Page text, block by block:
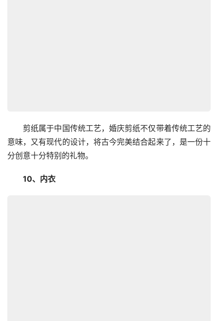
剪纸属于中国传统工艺，婚庆剪纸不仅带着传统工艺的
意味，又有现代的设计，将古今完美结合起来了，是一份十
分创意十分特别的礼物。
10、内衣